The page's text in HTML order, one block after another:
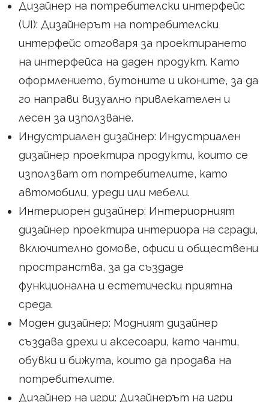
Дизайнер на потребителски интерфейс
(UI): Дизайнерът на потребителски
интерфейс отговаря за проектирането
на интерфейса на даден продукт. Като
оформлението, бутоните и иконите, за да
го направи визуално привлекателен и
лесен за използване.
Индустриален дизайнер: Индустриален
дизайнер проектира продукти, които се
използват от потребителите, като
автомобили, уреди или мебели.
Интериорен дизайнер: Интериорният
дизайнер проектира интериора на сгради,
включително домове, офиси и обществени
пространства, за да създаде
функционална и естетически приятна
среда.
Моден дизайнер: Модният дизайнер
създава дрехи и аксесоари, като чанти,
обувки и бижута, които да продава на
потребителите.
Дизайнер на игри: Дизайнерът на игри